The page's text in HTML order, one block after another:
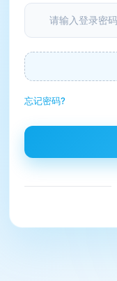
忘记密码?